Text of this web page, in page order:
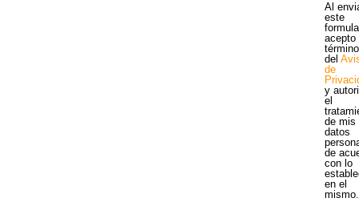
Al
este
acepto
del
de
y
el
de mis
datos
de
con lo
en el
mismo.